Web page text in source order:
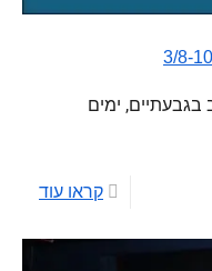
בגבעתיים, ימים
קראו עוד